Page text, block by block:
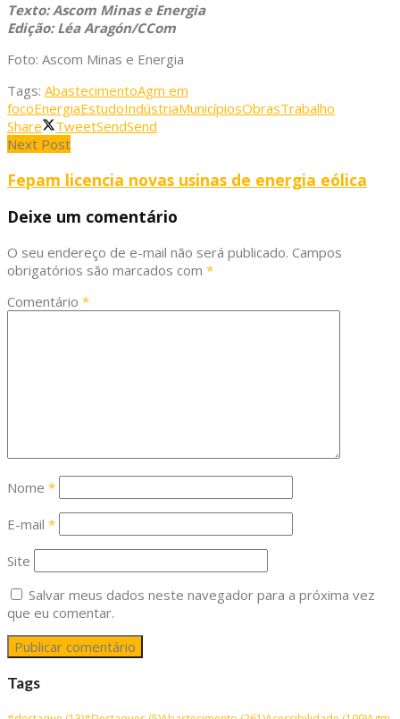
Texto: Ascom Minas e Energia
Edição: Léa Aragón/CCom
Foto: Ascom Minas e Energia
Tags: AbastecimentoAgm em
focoEnergiaEstudoIndústriaMunicípiosObrasTrabalho
Share
TweetSendSend
Next Post
Fepam licencia novas usinas de energia eólica
Deixe um comentário
O seu endereço de e-mail não será publicado. Campos
obrigatórios são marcados com *
Comentário *
Nome *
E-mail *
Site
Salvar meus dados neste navegador para a próxima vez
que eu comentar.
Tags